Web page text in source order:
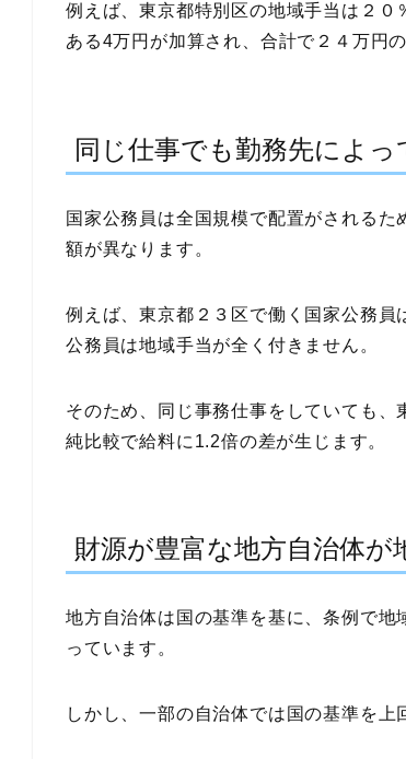
例えば、東京都特別区の地域手当は２
ある4万円が加算され、合計で２４万円
同じ仕事でも勤務先によ
国家公務員は全国規模で配置がされる
額が異なります。
例えば、東京都２３区で働く国家公務
公務員は地域手当が全く付きません。
そのため、同じ事務仕事をしていても
純比較で給料に1.2倍の差が生じます。
財源が豊富な地方自治体が
地方自治体は国の基準を基に、条例で
っています。
しかし、一部の自治体では国の基準を上